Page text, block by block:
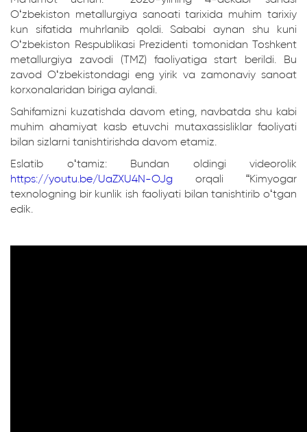
Oʻzbekiston metallurgiya sanoati tarixida muhim tarixiy
kun sifatida muhrlanib qoldi. Sababi aynan shu kuni
Oʻzbekiston Respublikasi Prezidenti tomonidan Toshkent
metallurgiya zavodi (TMZ) faoliyatiga start berildi. Bu
zavod Oʻzbekistondagi eng yirik va zamonaviy sanoat
korxonalaridan biriga aylandi.
Sahifamizni kuzatishda davom eting, navbatda shu kabi
muhim ahamiyat kasb etuvchi mutaxassisliklar faoliyati
bilan sizlarni tanishtirishda davom etamiz.
Eslatib oʻtamiz: Bundan oldingi videorolik
https://youtu.be/UaZXU4N-OJg orqali “Kimyogar
texnologning bir kunlik ish faoliyati bilan tanishtirib oʻtgan
edik.